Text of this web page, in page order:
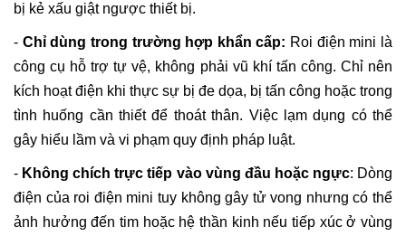
bị kẻ xấu giật ngược thiết bị.
- Chỉ dùng trong trường hợp khẩn cấp: Roi điện mini là
công cụ hỗ trợ tự vệ, không phải vũ khí tấn công. Chỉ nên
kích hoạt điện khi thực sự bị đe dọa, bị tấn công hoặc trong
tình huống cần thiết để thoát thân. Việc lạm dụng có thể
gây hiểu lầm và vi phạm quy định pháp luật.
- Không chích trực tiếp vào vùng đầu hoặc ngực: Dòng
điện của roi điện mini tuy không gây tử vong nhưng có thể
ảnh hưởng đến tim hoặc hệ thần kinh nếu tiếp xúc ở vùng